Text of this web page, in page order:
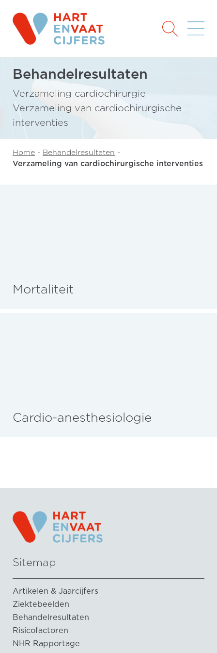
Behandelresultaten
Verzameling cardiochirurgie
Verzameling van cardiochirurgische
interventies
Home - Behandelresultaten -
Verzameling van cardiochirurgische interventies
Mortaliteit
Cardio-anesthesiologie
Sitemap
Artikelen & Jaarcijfers
Ziektebeelden
Behandelresultaten
Risicofactoren
NHR Rapportage